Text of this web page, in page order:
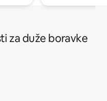
za duže boravke